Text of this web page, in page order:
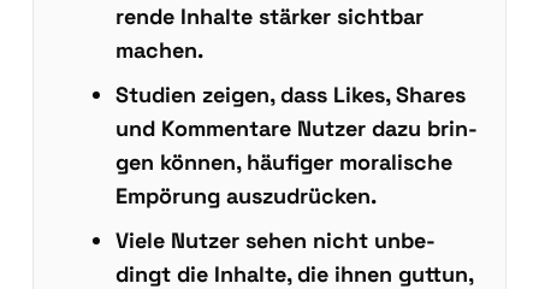
ren­de Inhal­te stär­ker sicht­bar
machen.
Stu­di­en zei­gen, dass Likes, Shares
und Kom­men­ta­re Nut­zer dazu brin­
gen kön­nen, häu­fi­ger mora­li­sche
Empö­rung aus­zu­drü­cken.
Vie­le Nut­zer sehen nicht unbe­
dingt die Inhal­te, die ihnen gut­tun,